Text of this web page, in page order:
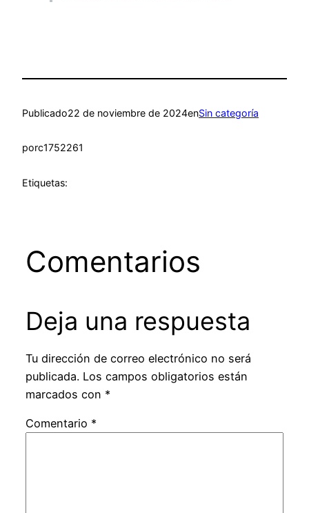
Publicado22 de noviembre de 2024enSin categoría
porc1752261
Etiquetas:
Comentarios
Deja una respuesta
Tu dirección de correo electrónico no será
publicada. Los campos obligatorios están
marcados con *
Comentario *